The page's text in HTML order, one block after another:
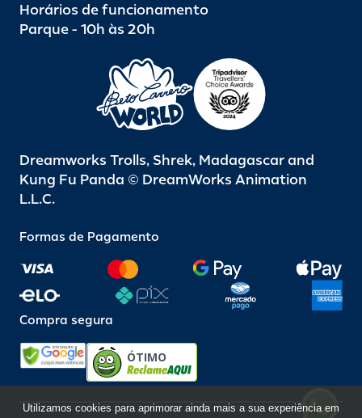
Horários de funcionamento
Parque - 10h às 20h
Dreamworks Trolls, Shrek, Madagascar and
Kung Fu Panda © DreamWorks Animation
L.L.C.
Formas de Pagamento
Compra segura
ÓTIMO
Utilizamos cookies para aprimorar ainda mais a sua experiência em